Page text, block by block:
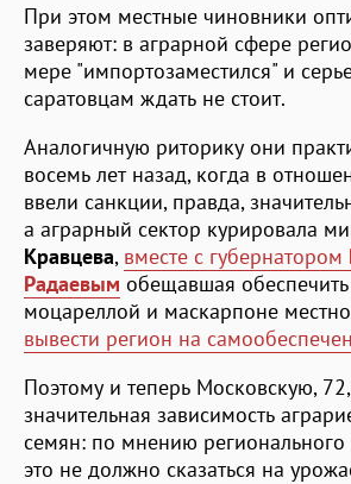
При этом местные чиновники
заверяют: в аграрной сфере
мере "импортозаместился" и
саратовцам ждать не стоит.
Аналогичную риторику они
восемь лет назад, когда в
ввели санкции, правда,
а аграрный сектор курировала
Кравцева, вместе с губернатором
Радаевым обещавшая обеспечить
моцареллой и маскарпоне
вывести регион на
Поэтому и теперь Московскую,
значительная зависимость
семян: по мнению регионального
это не должно сказаться на